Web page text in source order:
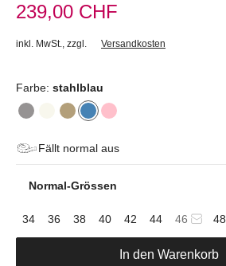
239,00 CHF
inkl. MwSt. zzgl. Versandkosten
Farbe: stahlblau
Fällt normal aus
Normal-Grössen
34 36 38 40 42 44 46 48
In den Warenkorb